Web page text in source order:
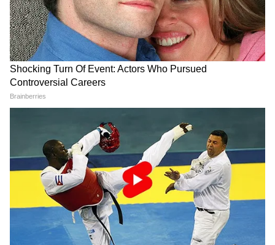
GPS आधारित ट्रैकिंग सिस्टम लागू किया है। इस प्रणाली
के माध्यम से अपशिष्ट के उत्पादन से लेकर अंतिम
निस्तारण तक पूरी प्रक्रिया पर नजर रखी जाती है। इससे
अवैध डंपिंग और पर्यावरण को होने वाले नुकसान में कमी
आई है।
आधुनिक पर्यावरण प्रयोगशालाएं बन रही हैं वैज्ञानिक
निर्णयों का आधार
सटीक आंकड़े और वैज्ञानिक विश्लेषण किसी भी प्रभावी
पर्यावरण नीति की नींव होते हैं। राज्य की अत्याधुनिक
केंद्रीय पर्यावरण प्रयोगशाला वायु, जल, मिट्टी और अपशिष्ट
नमूनों की उच्च स्तरीय जांच कर रही है। इसके अलावा
मोबाइल पर्यावरण प्रयोगशालाएं भी आकस्मिक निरीक्षण